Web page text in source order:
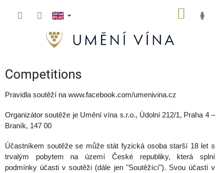
Competitions
Pravidla soutěží na www.facebook.com/umenivina.cz
Organizátor soutěže je Umění vína s.r.o., Údolní 212/1, Praha 4 –
Braník, 147 00
Účastníkem soutěže se může stát fyzická osoba starší 18 let s
trvalým pobytem na území České republiky, která splní
podmínky účasti v soutěži (dále jen "Soutěžící"). Svou účastí v